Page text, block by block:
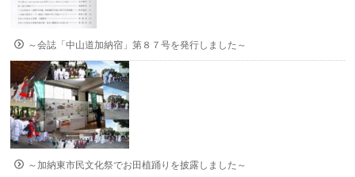
～会誌「中山道加納宿」第８７号を発行しました～
～加納東市民文化祭でお田植踊りを披露しました～